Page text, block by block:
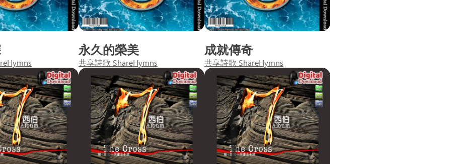
永久的榮美
共享詩歌 ShareHymns
成就傳奇
共享詩歌 ShareHymns